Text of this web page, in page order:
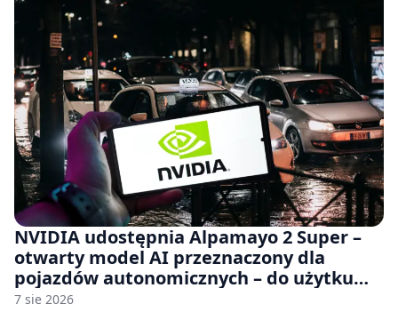
NVIDIA udostępnia Alpamayo 2 Super –
otwarty model AI przeznaczony dla
pojazdów autonomicznych – do użytku
komercyjnego
7 sie 2026